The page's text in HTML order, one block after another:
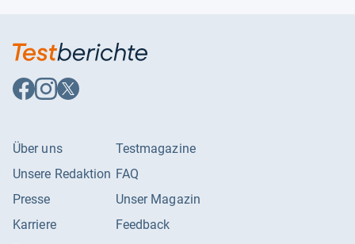
Auf
Facebook
Auf
Instagram
Auf
X
Über uns
Unsere Redaktion
Presse
Karriere
Testmagazine
FAQ
Unser Magazin
Feedback